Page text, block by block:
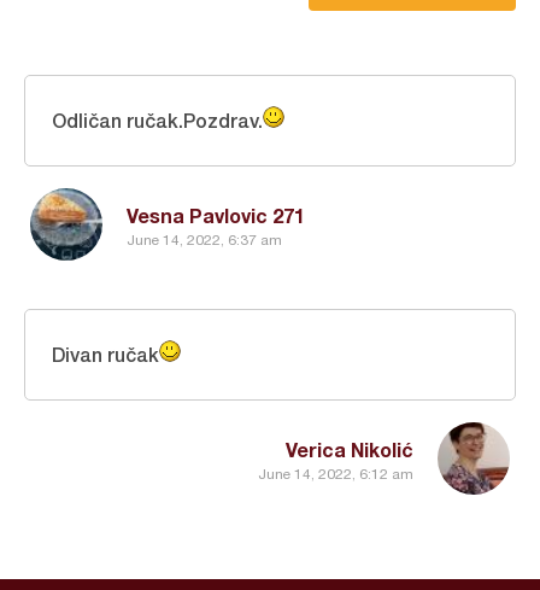
Vesna Pavlovic 271
June 14, 2022, 6:37 am
Odličan ručak.Pozdrav.
Verica Nikolić
June 14, 2022, 6:12 am
Divan ručak